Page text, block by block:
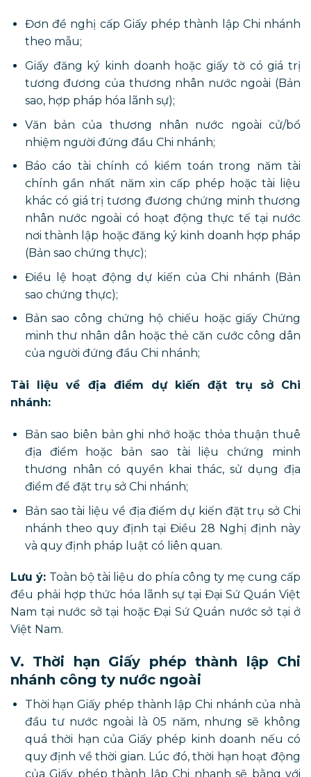
Đơn đề nghị cấp Giấy phép thành lập Chi nhánh
theo mẫu;
Giấy đăng ký kinh doanh hoặc giấy tờ có giá trị
tương đương của thương nhân nước ngoài (Bản
sao, hợp pháp hóa lãnh sự);
Văn bản của thương nhân nước ngoài cử/bổ
nhiệm người đứng đầu Chi nhánh;
Báo cáo tài chính có kiểm toán trong năm tài
chính gần nhất năm xin cấp phép hoặc tài liệu
khác có giá trị tương đương chứng minh thương
nhân nước ngoài có hoạt động thực tế tại nước
nơi thành lập hoặc đăng ký kinh doanh hợp pháp
(Bản sao chứng thực);
Điều lệ hoạt động dự kiến của Chi nhánh (Bản
sao chứng thực);
Bản sao công chứng hộ chiếu hoặc giấy Chứng
minh thư nhân dân hoặc thẻ căn cước công dân
của người đứng đầu Chi nhánh;
Tài liệu về địa điểm dự kiến đặt trụ sở Chi
nhánh:
Bản sao biên bản ghi nhớ hoặc thỏa thuận thuê
địa điểm hoặc bản sao tài liệu chứng minh
thương nhân có quyền khai thác, sử dụng địa
điểm để đặt trụ sở Chi nhánh;
Bản sao tài liệu về địa điểm dự kiến đặt trụ sở Chi
nhánh theo quy định tại Điều 28 Nghị định này
và quy định pháp luật có liên quan.
Lưu ý: Toàn bộ tài liệu do phía công ty mẹ cung cấp
đều phải hợp thức hóa lãnh sự tại Đại Sứ Quán Việt
Nam tại nước sở tại hoặc Đại Sứ Quán nước sở tại ở
Việt Nam.
V. Thời hạn Giấy phép thành lập Chi
nhánh công ty nước ngoài
Thời hạn Giấy phép thành lập Chi nhánh của nhà
đầu tư nước ngoài là 05 năm, nhưng sẽ không
quá thời hạn của Giấy phép kinh doanh nếu có
quy định về thời gian. Lúc đó, thời hạn hoạt động
của Giấy phép thành lập Chi nhanh sẽ bằng với